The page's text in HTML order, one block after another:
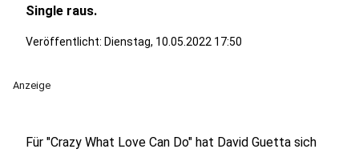
Single raus.
Veröffentlicht: Dienstag, 10.05.2022 17:50
Anzeige
Für "Crazy What Love Can Do" hat David Guetta sich